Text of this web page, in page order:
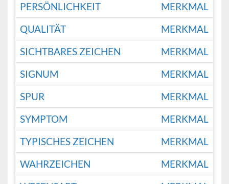
PERSÖNLICHKEIT
MERKMAL
QUALITÄT
MERKMAL
SICHTBARES ZEICHEN
MERKMAL
SIGNUM
MERKMAL
SPUR
MERKMAL
SYMPTOM
MERKMAL
TYPISCHES ZEICHEN
MERKMAL
WAHRZEICHEN
MERKMAL